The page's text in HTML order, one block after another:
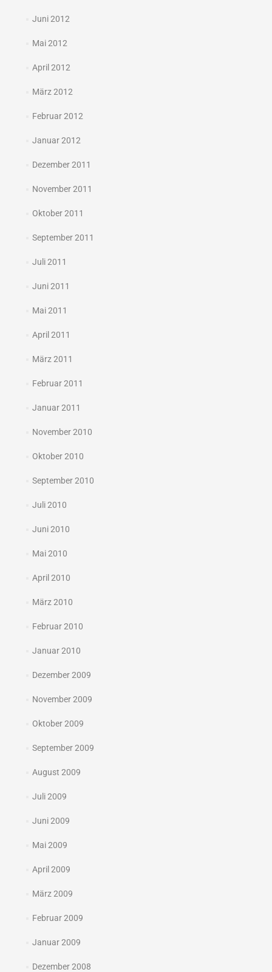
Juni 2012
Mai 2012
April 2012
März 2012
Februar 2012
Januar 2012
Dezember 2011
November 2011
Oktober 2011
September 2011
Juli 2011
Juni 2011
Mai 2011
April 2011
März 2011
Februar 2011
Januar 2011
November 2010
Oktober 2010
September 2010
Juli 2010
Juni 2010
Mai 2010
April 2010
März 2010
Februar 2010
Januar 2010
Dezember 2009
November 2009
Oktober 2009
September 2009
August 2009
Juli 2009
Juni 2009
Mai 2009
April 2009
März 2009
Februar 2009
Januar 2009
Dezember 2008